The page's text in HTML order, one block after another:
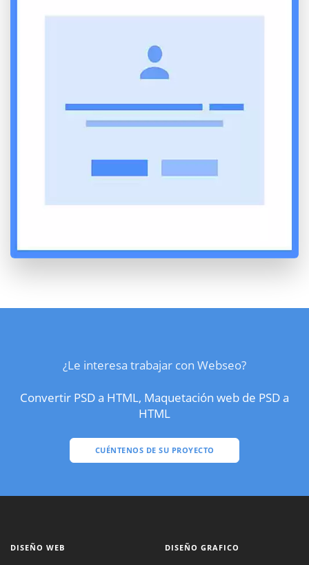
¿Le interesa trabajar con Webseo?
Convertir PSD a HTML, Maquetación web de PSD a
HTML
CUÉNTENOS DE SU PROYECTO
DISEÑO WEB DISEÑO GRAFICO